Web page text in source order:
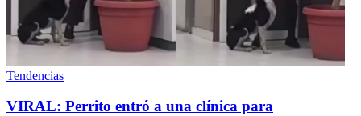
Tendencias
VIRAL: Perrito entró a una clínica para